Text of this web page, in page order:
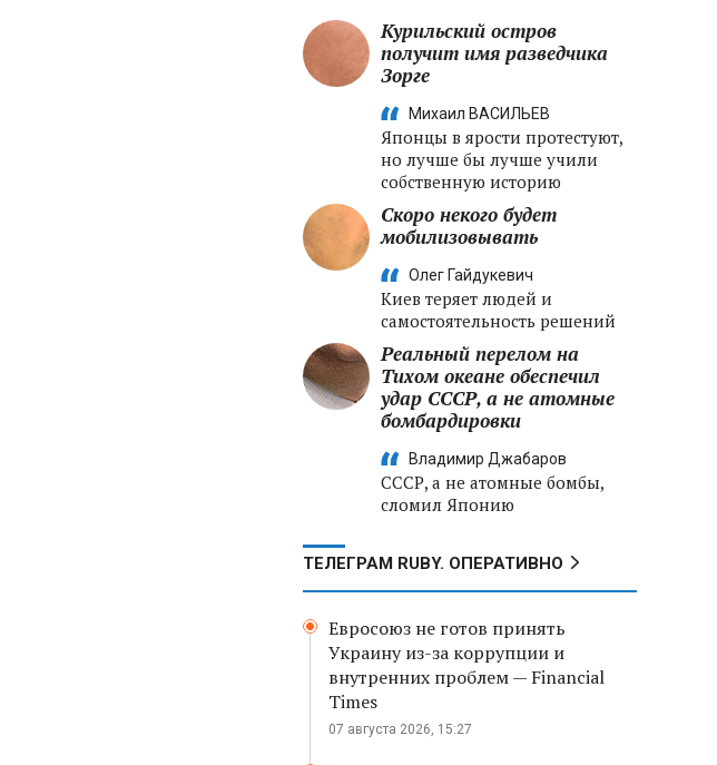
Курильский остров
получит имя разведчика
Зорге
Михаил ВАСИЛЬЕВ
Японцы в ярости протестуют,
но лучше бы лучше учили
собственную историю
Скоро некого будет
мобилизовывать
Олег Гайдукевич
Киев теряет людей и
самостоятельность решений
Реальный перелом на
Тихом океане обеспечил
удар СССР, а не атомные
бомбардировки
Владимир Джабаров
СССР, а не атомные бомбы,
сломил Японию
ТЕЛЕГРАМ RUBY. ОПЕРАТИВНО
Евросоюз не готов принять
Украину из-за коррупции и
внутренних проблем — Financial
Times
07 августа 2026, 15:27